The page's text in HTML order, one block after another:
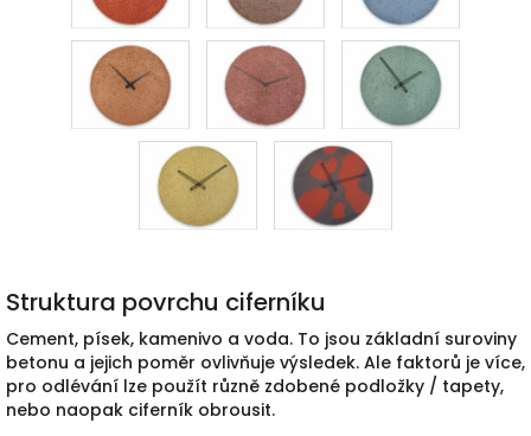
Struktura povrchu ciferníku
Cement, písek, kamenivo a voda. To jsou základní suroviny
betonu a jejich poměr ovlivňuje výsledek. Ale faktorů je více,
pro odlévání lze použít různě zdobené podložky / tapety,
nebo naopak ciferník obrousit.